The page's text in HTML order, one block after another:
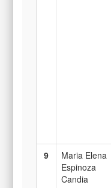
9
Maria Elena
Espinoza
Candia